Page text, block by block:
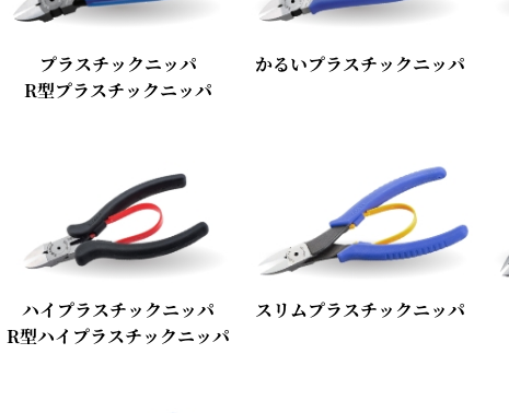
プラスチックニッパ
R型プラスチックニッパ
かるいプラスチックニッパ
ハイプラスチックニッパ
R型ハイプラスチックニッパ
スリムプラスチックニッパ